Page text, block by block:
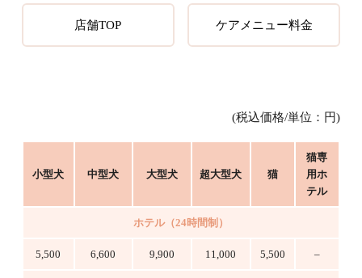
店舗TOP ケアメニュー料金
(税込価格/単位：円)
小型犬 中型犬 大型犬 超大型犬 猫
猫専
用ホ
テル
ホテル（24時間制）
5,500 6,600 9,900 11,000 5,500 –